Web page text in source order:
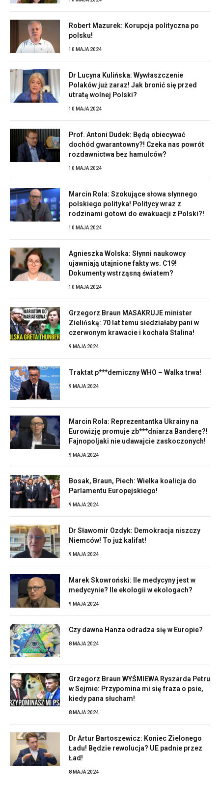
Robert Mazurek: Korupcja polityczna po
polsku!
10 MAJA 2024
Dr Lucyna Kulińska: Wywłaszczenie
Polaków już zaraz! Jak bronić się przed
utratą wolnej Polski?
10 MAJA 2024
Prof. Antoni Dudek: Będą obiecywać
dochód gwarantowny?! Czeka nas powrót
rozdawnictwa bez hamulców?
10 MAJA 2024
Marcin Rola: Szokujące słowa słynnego
polskiego polityka! Politycy wraz z
rodzinami gotowi do ewakuacji z Polski?!
10 MAJA 2024
Agnieszka Wolska: Słynni naukowcy
ujawniają utajnione fakty ws. C19!
Dokumenty wstrząsną światem?
10 MAJA 2024
Grzegorz Braun MASAKRUJE minister
Zielińską: 70 lat temu siedziałaby pani w
czerwonym krawacie i kochała Stalina!
9 MAJA 2024
Traktat p***demiczny WHO – Walka trwa!
9 MAJA 2024
Marcin Rola: Reprezentantka Ukrainy na
Eurowizję promuje zb***dniarza Banderę?!
Fajnopoljaki nie udawajcie zaskoczonych!
9 MAJA 2024
Bosak, Braun, Piech: Wielka koalicja do
Parlamentu Europejskiego!
9 MAJA 2024
Dr Sławomir Ozdyk: Demokracja niszczy
Niemców! To już kalifat!
9 MAJA 2024
Marek Skowroński: Ile medycyny jest w
medycynie? Ile ekologii w ekologach?
9 MAJA 2024
Czy dawna Hanza odradza się w Europie?
8 MAJA 2024
Grzegorz Braun WYŚMIEWA Ryszarda Petru
w Sejmie: Przypomina mi się fraza o psie,
kiedy pana słucham!
8 MAJA 2024
Dr Artur Bartoszewicz: Koniec Zielonego
Ładu! Będzie rewolucja? UE padnie przez
Ład!
8 MAJA 2024